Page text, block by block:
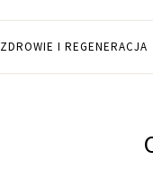
ZDROWIE I REGENERACJA